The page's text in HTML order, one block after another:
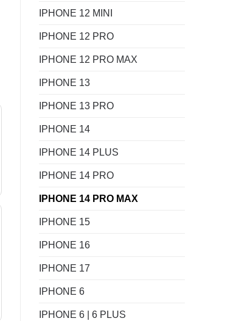
IPHONE 12 MINI
IPHONE 12 PRO
IPHONE 12 PRO MAX
IPHONE 13
IPHONE 13 PRO
IPHONE 14
IPHONE 14 PLUS
IPHONE 14 PRO
IPHONE 14 PRO MAX
IPHONE 15
IPHONE 16
IPHONE 17
IPHONE 6
IPHONE 6 | 6 PLUS